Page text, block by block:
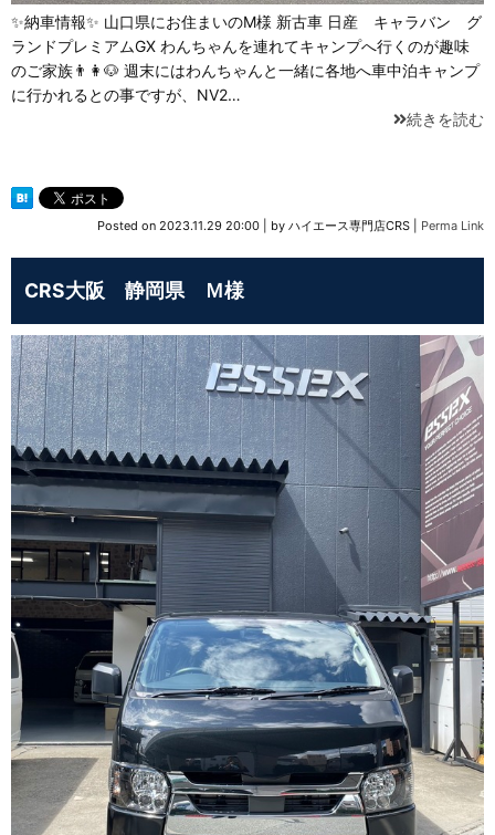
✨納車情報✨ 山口県にお住まいのM様 新古車 日産 キャラバン グ
ランドプレミアムGX わんちゃんを連れてキャンプへ行くのが趣味
のご家族👨👩🐶 週末にはわんちゃんと一緒に各地へ車中泊キャンプ
に行かれるとの事ですが、NV2…
続きを読む
Posted on 2023.11.29 20:00 by ハイエース専門店CRS Perma Link
CRS大阪 静岡県 Ｍ様